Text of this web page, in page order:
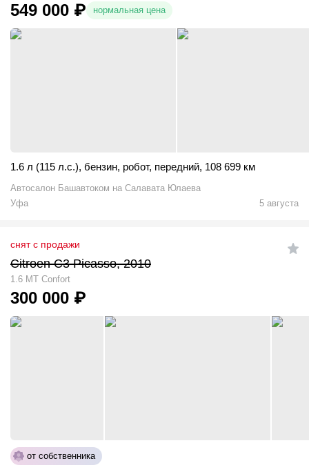
549 000 ₽ нормальная цена
1.6 л (115 л.с.), бензин, робот, передний, 108 699 км
Автосалон Башавтоком на Салавата Юлаева
Уфа
5 августа
снят с продажи
Citroen C3 Picasso, 2010
1.6 MT Confort
300 000 ₽
от собственника